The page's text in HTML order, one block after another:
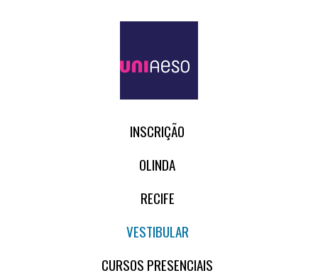
INSCRIÇÃO
OLINDA
RECIFE
VESTIBULAR
CURSOS PRESENCIAIS